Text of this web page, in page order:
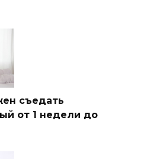
съедать
от 1 недели до